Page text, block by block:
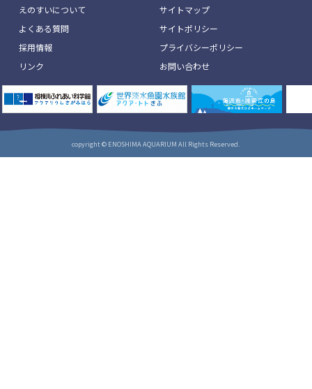
えのすいについて
よくある質問
採用情報
リンク
サイトマップ
サイトポリシー
プライバシーポリシー
お問い合わせ
copyright © ENOSHIMA AQUARIUM All Rights Reserved.